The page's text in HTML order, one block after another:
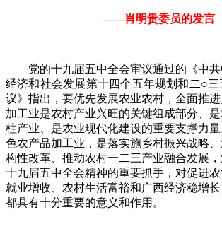
——肖明贵委员的发言
党的十九届五中全会审议通过的《中共
经济和社会发展第十四个五年规划和二○
议》指出，要优先发展农业农村，全面推
加工业是农村产业兴旺的关键组成部分、
柱产业、是农业现代化建设的重要支撑力
色农产品加工业，是落实施乡村振兴战略
构性改革、推动农村一二三产业融合发展
十九届五中全会精神的重要抓手，对促进
就业增收、农村生活富裕和广西经济稳增
都具有十分重要的意义和作用。